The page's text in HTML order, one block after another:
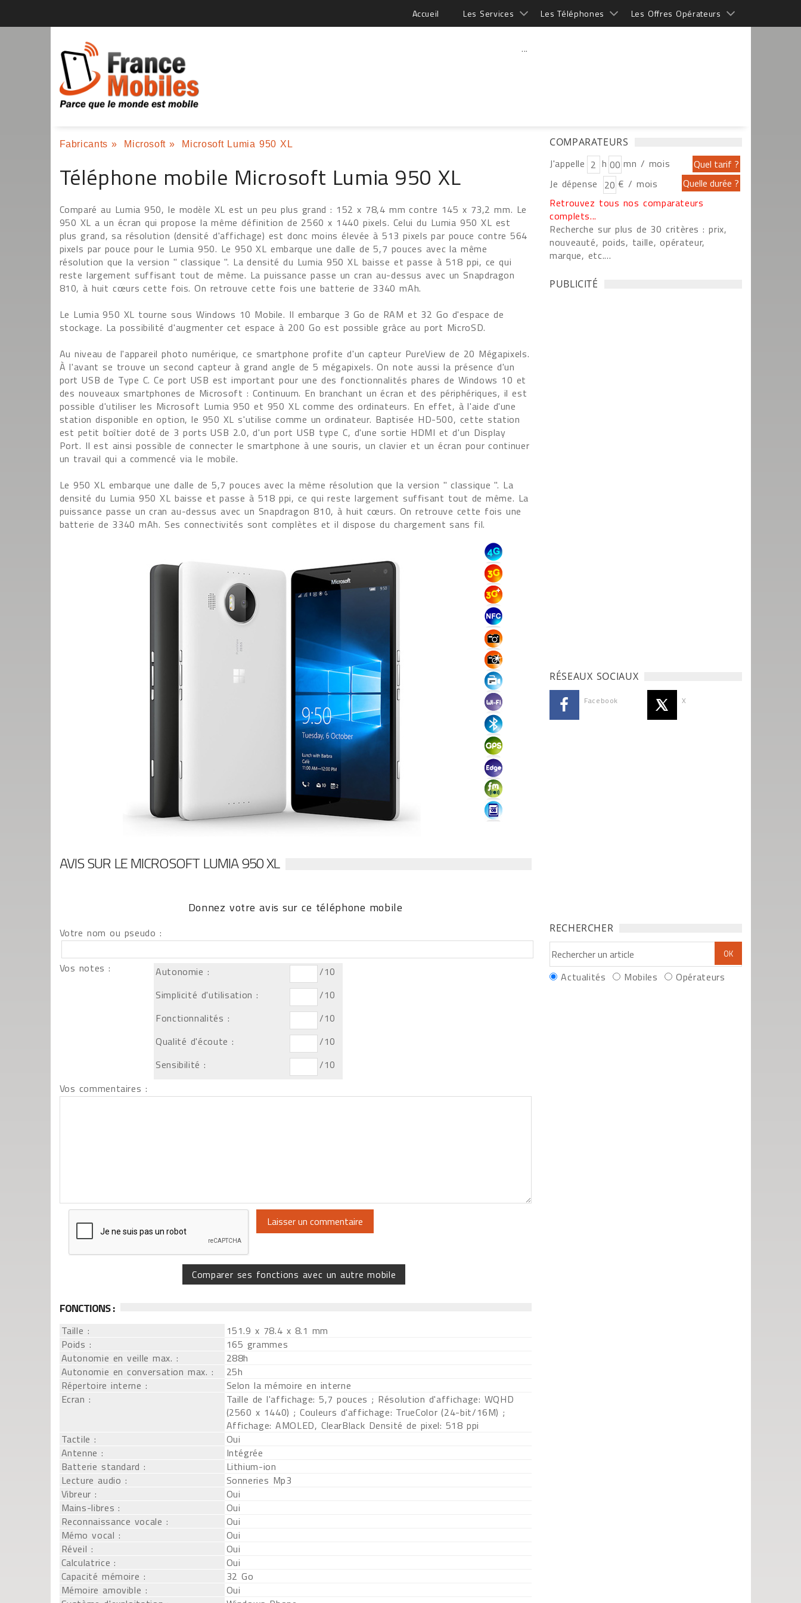
Accueil Les Services Les Téléphones Les Offres Opérateurs
...
Fabricants » Microsoft » Microsoft Lumia 950 XL
Téléphone mobile Microsoft Lumia 950 XL
Comparé au Lumia 950, le modèle XL est un peu plus grand : 152 x 78,4 mm contre 145 x 73,2 mm. Le
950 XL a un écran qui propose la même définition de 2560 x 1440 pixels. Celui du Lumia 950 XL est
plus grand, sa résolution (densité d'affichage) est donc moins élevée à 513 pixels par pouce contre 564
pixels par pouce pour le Lumia 950. Le 950 XL embarque une dalle de 5,7 pouces avec la même
résolution que la version " classique ". La densité du Lumia 950 XL baisse et passe à 518 ppi, ce qui
reste largement suffisant tout de même. La puissance passe un cran au-dessus avec un Snapdragon
810, à huit cœurs cette fois. On retrouve cette fois une batterie de 3340 mAh.
Le Lumia 950 XL tourne sous Windows 10 Mobile. Il embarque 3 Go de RAM et 32 Go d'espace de
stockage. La possibilité d'augmenter cet espace à 200 Go est possible grâce au port MicroSD.
Au niveau de l'appareil photo numérique, ce smartphone profite d'un capteur PureView de 20 Mégapixels.
À l'avant se trouve un second capteur à grand angle de 5 mégapixels. On note aussi la présence d'un
port USB de Type C. Ce port USB est important pour une des fonctionnalités phares de Windows 10 et
des nouveaux smartphones de Microsoft : Continuum. En branchant un écran et des périphériques, il est
possible d'utiliser les Microsoft Lumia 950 et 950 XL comme des ordinateurs. En effet, à l'aide d'une
station disponible en option, le 950 XL s'utilise comme un ordinateur. Baptisée HD-500, cette station
est petit boîtier doté de 3 ports USB 2.0, d'un port USB type C, d'une sortie HDMI et d'un Display
Port. Il est ainsi possible de connecter le smartphone à une souris, un clavier et un écran pour continuer
un travail qui a commencé via le mobile.
Le 950 XL embarque une dalle de 5,7 pouces avec la même résolution que la version " classique ". La
densité du Lumia 950 XL baisse et passe à 518 ppi, ce qui reste largement suffisant tout de même. La
puissance passe un cran au-dessus avec un Snapdragon 810, à huit cœurs. On retrouve cette fois une
batterie de 3340 mAh. Ses connectivités sont complètes et il dispose du chargement sans fil.
AVIS SUR LE MICROSOFT LUMIA 950 XL
Donnez votre avis sur ce téléphone mobile
Votre nom ou pseudo :
Vos notes : Autonomie :
/10
Simplicité d'utilisation :
/10
Fonctionnalités :
/10
Qualité d'écoute :
/10
Sensibilité :
/10
Vos commentaires :
Comparer ses fonctions avec un autre mobile
FONCTIONS :
Taille :
151.9 x 78.4 x 8.1 mm
Poids :
165 grammes
Autonomie en veille max. :
288h
Autonomie en conversation max. :
25h
Répertoire interne :
Selon la mémoire en interne
Ecran :
Taille de l'affichage: 5,7 pouces ; Résolution d'affichage: WQHD
(2560 x 1440) ; Couleurs d'affichage: TrueColor (24-bit/16M) ;
Affichage: AMOLED, ClearBlack Densité de pixel: 518 ppi
Tactile :
Oui
Antenne :
Intégrée
Batterie standard :
Lithium-ion
Lecture audio :
Sonneries Mp3
Vibreur :
Oui
Mains-libres :
Oui
Reconnaissance vocale :
Oui
Mémo vocal :
Oui
Réveil :
Oui
Calculatrice :
Oui
Capacité mémoire :
32 Go
Mémoire amovible :
Oui
COMPARATEURS
J'appelle h
mn / mois
Je dépense
€ / mois
Retrouvez tous nos comparateurs
complets...
Recherche sur plus de 30 critères : prix,
nouveauté, poids, taille, opérateur,
marque, etc....
PUBLICITÉ
RÉSEAUX SOCIAUX
Facebook X
RECHERCHER
Actualités Mobiles Opérateurs